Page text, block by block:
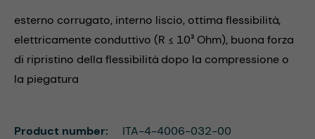
esterno corrugato, interno liscio, ottima flessibilità,
elettricamente conduttivo (R ≤ 10³ Ohm), buona forza
di ripristino della flessibilità dopo la compressione o
la piegatura
Product number: ITA-4-4006-032-00